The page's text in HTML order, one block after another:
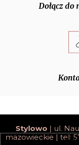
Dołącz do
Stylowo | ul.
mazowieckie | tel: